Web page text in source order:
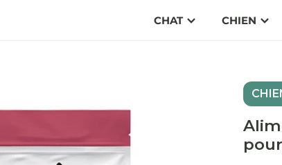
CHAT CHIEN